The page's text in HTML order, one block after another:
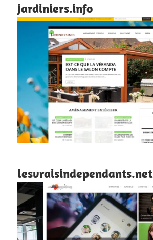
jardiniers.info
lesvraisindependants.net